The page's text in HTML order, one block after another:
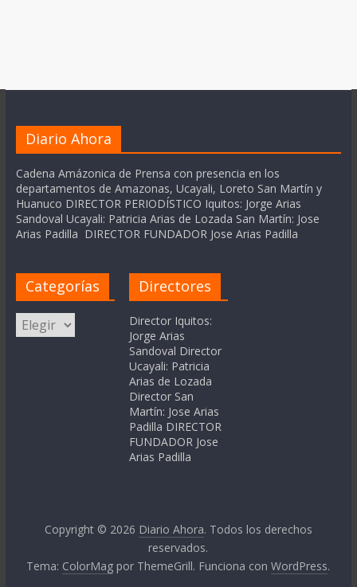
Diario Ahora
Cadena Amázonica de Prensa con presencia en los
departamentos de Amazonas, Ucayali, Loreto San Martín y
Huanuco DIRECTOR PERIODÍSTICO Iquitos: Jorge Arias
Sandoval Ucayali: Patricia Arias de Lozada San Martín: Jose
Arias Padilla DIRECTOR FUNDADOR Jose Arias Padilla
Categorías
Categorías
Directores
Director Iquitos:
Jorge Arias
Sandoval Director
Ucayali: Patricia
Arias de Lozada
Director San
Martín: Jose Arias
Padilla DIRECTOR
FUNDADOR Jose
Arias Padilla
Copyright © 2026 Diario Ahora. Todos los derechos
reservados.
Tema: ColorMag por ThemeGrill. Funciona conWordPress.